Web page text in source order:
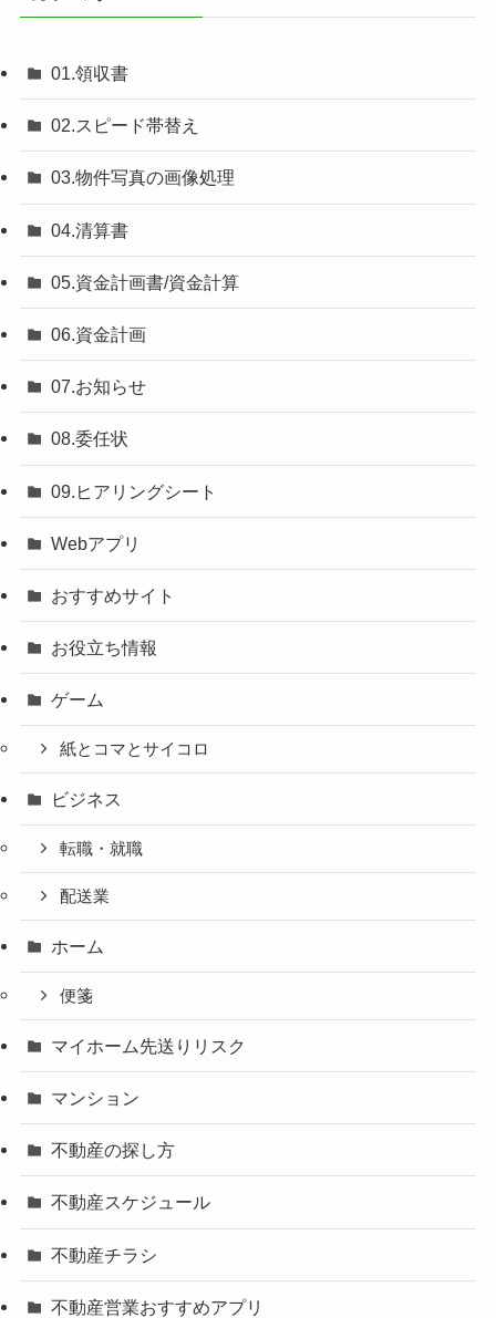
01.領収書
02.スピード帯替え
03.物件写真の画像処理
04.清算書
05.資金計画書/資金計算
06.資金計画
07.お知らせ
08.委任状
09.ヒアリングシート
Webアプリ
おすすめサイト
お役立ち情報
ゲーム
紙とコマとサイコロ
ビジネス
転職・就職
配送業
ホーム
便箋
マイホーム先送りリスク
マンション
不動産の探し方
不動産スケジュール
不動産チラシ
不動産営業おすすめアプリ